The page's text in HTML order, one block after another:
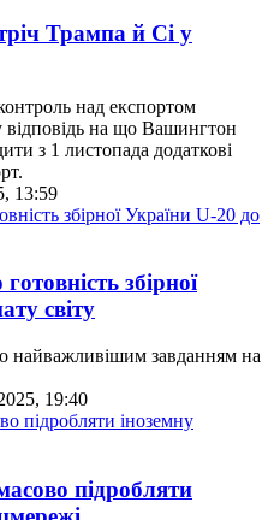
Трампа й Сі у
над експортом
відповідь на що Вашингтон
з 1 листопада додаткові
13:59
збірної
світу
найважливішим завданням на
19:40
підробляти